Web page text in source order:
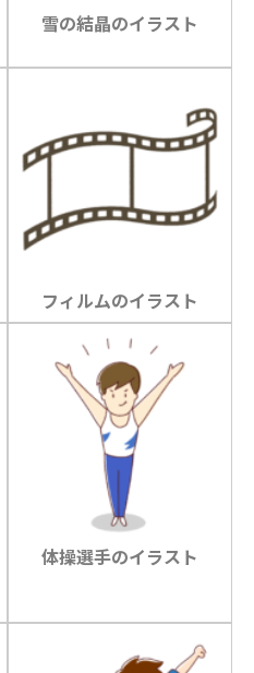
雪の結晶のイラスト
フィルムのイラスト
体操選手のイラスト